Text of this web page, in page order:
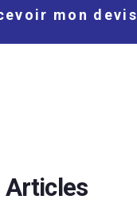
mon devis
Articles